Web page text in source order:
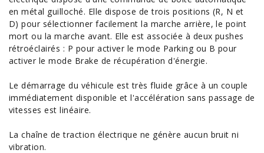
en métal guilloché. Elle dispose de trois positions (R, N et
D) pour sélectionner facilement la marche arrière, le point
mort ou la marche avant. Elle est associée à deux pushes
rétroéclairés : P pour activer le mode Parking ou B pour
activer le mode Brake de récupération d'énergie.
Le démarrage du véhicule est très fluide grâce à un couple
immédiatement disponible et l'accélération sans passage de
vitesses est linéaire.
La chaîne de traction électrique ne génère aucun bruit ni
vibration.